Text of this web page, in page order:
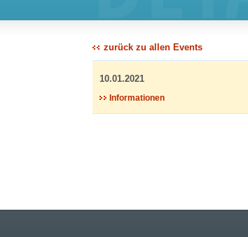
zurück zu allen Events
10.01.2021
Informationen